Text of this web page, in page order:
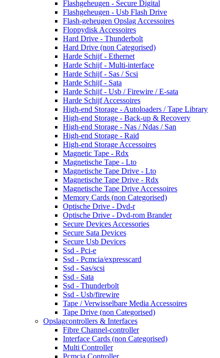
Flashgeheugen - Secure Digital
Flashgeheugen - Usb Flash Drive
Flash-geheugen Opslag Accessoires
Floppydisk Accessoires
Hard Drive - Thunderbolt
Hard Drive (non Categorised)
Harde Schijf - Ethernet
Harde Schijf - Multi-interface
Harde Schijf - Sas / Scsi
Harde Schijf - Sata
Harde Schijf - Usb / Firewire / E-sata
Harde Schijf Accessoires
High-end Storage - Autoloaders / Tape Library
High-end Storage - Back-up & Recovery
High-end Storage - Nas / Ndas / San
High-end Storage - Raid
High-end Storage Accessoires
Magnetic Tape - Rdx
Magnetische Tape - Lto
Magnetische Tape Drive - Lto
Magnetische Tape Drive - Rdx
Magnetische Tape Drive Accessoires
Memory Cards (non Categorised)
Optische Drive - Dvd-r
Optische Drive - Dvd-rom Brander
Secure Devices Accessories
Secure Sata Devices
Secure Usb Devices
Ssd - Pci-e
Ssd - Pcmcia/expresscard
Ssd - Sas/scsi
Ssd - Sata
Ssd - Thunderbolt
Ssd - Usb/firewire
Tape / Verwisselbare Media Accessoires
Tape Drive (non Categorised)
Opslagcontrollers & Interfaces
Fibre Channel-controller
Interface Cards (non Categorised)
Multi Controller
Pcmcia Controller